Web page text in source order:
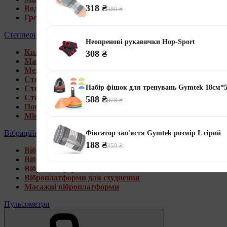
Водні гребні тренажери
Гребні тренажери для дому
Степпери
Килимки під тренажери
Магнітні степпери
Механічні степпери
Степпери зі стійкою
Степпери з еспандерами
Степпери з рукоятками
Поворотні степпери
Міні степпери
Вібраційні платформи
Віброплатформи для дому
Віброплатформи 4D
Віброплатформи 3D
Віброплатформи для схуднення
Масажні віброплатформи
Пульсометри
318 ₴380 ₴
Неопренові рукавички Hop-Sport
308 ₴
Набір фішок для тренувань Gymtek
588 ₴878 ₴
Фіксатор зап'ястя Gymtek розмір L сірий
188 ₴359 ₴